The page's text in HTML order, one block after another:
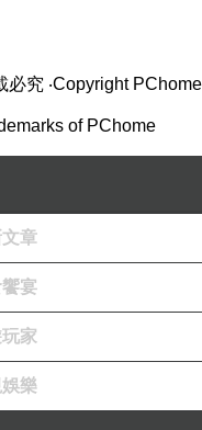
不對）
錄音、而我和朋友
這張即將在音樂
必究 ‧Copyright PChome
of PChome
章
宴
家
樂